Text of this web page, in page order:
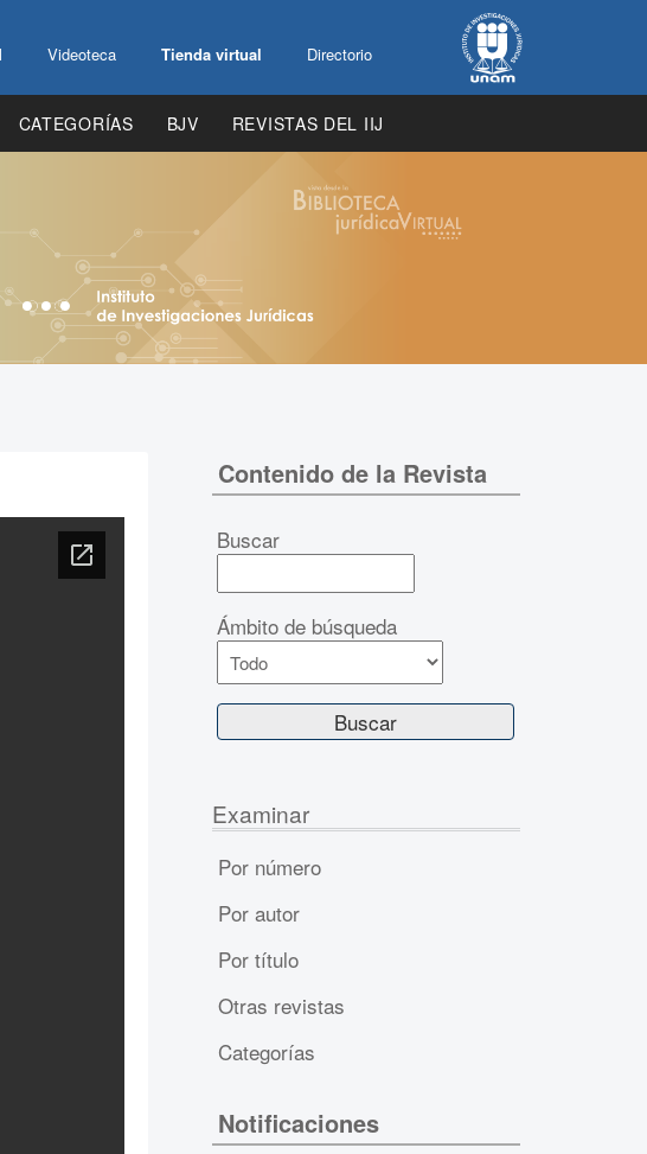
Videoteca Tienda virtual Directorio
CATEGORÍAS BJV REVISTAS DEL IIJ
Contenido de la Revista
Buscar
Ámbito de búsqueda
Examinar
Por número
Por autor
Por título
Otras revistas
Categorías
Notificaciones